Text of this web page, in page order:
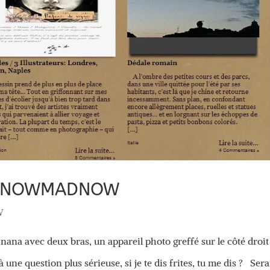
avec deux bras, un appareil photo greffé sur le côté
question plus sérieuse, si je te dis frites, tu me dis ?